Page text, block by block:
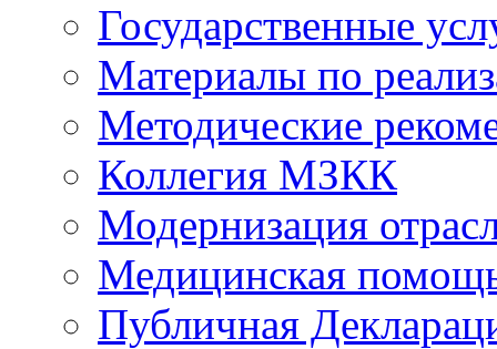
Государственные
Материалы по
Методические
Коллегия МЗКК
Модернизация
Медицинская
Публичная